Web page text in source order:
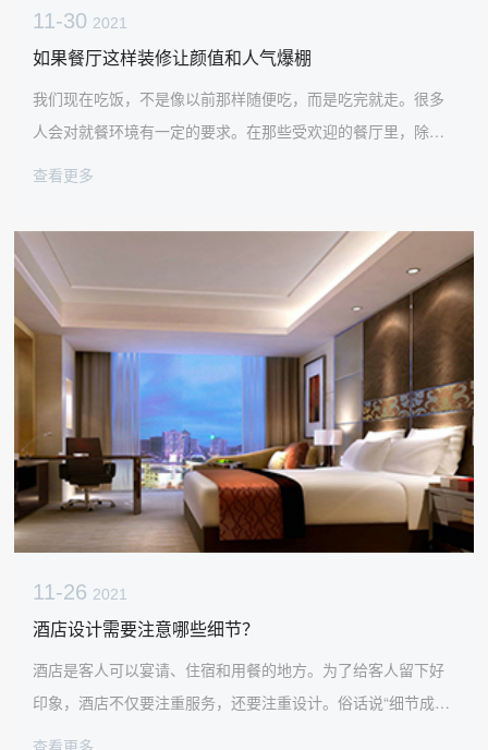
11-30 2021
如果餐厅这样装修让颜值和人气爆棚
我们现在吃饭，不是像以前那样随便吃，而是吃完就走。很多
人会对就餐环境有一定的要求。在那些受欢迎的餐厅里，除了
美味的食物，餐厅的装修设计也很有特色。在这里，太古汇将
查看更多
11-26 2021
酒店设计需要注意哪些细节？
酒店是客人可以宴请、住宿和用餐的地方。为了给客人留下好
印象，酒店不仅要注重服务，还要注重设计。俗话说“细节成就
品质”，成都酒店设计公司11维认为，在酒店设计过程中，把握